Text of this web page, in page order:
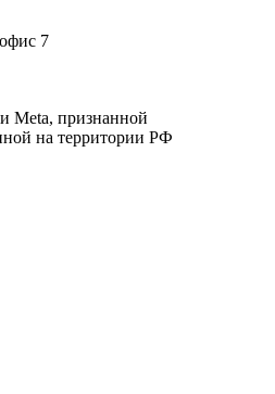
7
Meta, признанной
на территории РФ